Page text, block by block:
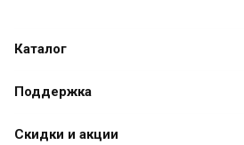
Каталог
Каталог программ
Поддержка
Оплата заказов
Скидки и акции